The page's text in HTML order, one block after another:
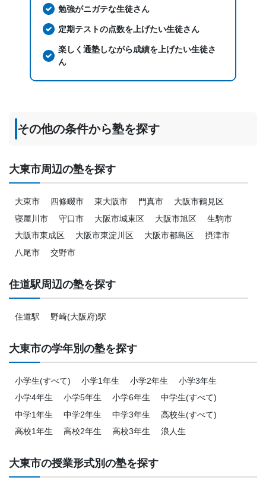
勉強がニガテな生徒さん
定期テストの点数を上げたい生徒さん
楽しく通塾しながら成績を上げたい生徒さ
ん
その他の条件から塾を探す
大東市周辺の塾を探す
大東市 四條畷市 東大阪市 門真市
大阪市鶴見区
寝屋川市
守口市 大阪市城東区 大阪市旭区
生駒市
大阪市東成区
大阪市東淀川区 大阪市都島区
摂津市
八尾市
交野市
住道駅周辺の塾を探す
住道駅 野崎(大阪府)駅
大東市の学年別の塾を探す
小学生(すべて) 小学1年生 小学2年生
小学3年生
小学4年生
小学5年生 小学6年生
中学生(すべて)
中学1年生
中学2年生 中学3年生
高校生(すべて)
高校1年生
高校2年生 高校3年生 浪人生
大東市の授業形式別の塾を探す